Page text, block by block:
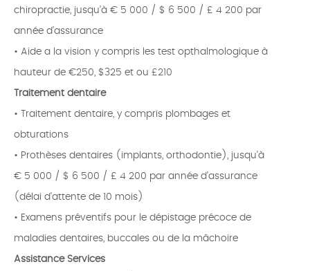
chiropractie, jusqu’à € 5 000 / $ 6 500 / £ 4 200 par
année d’assurance
• Aide a la vision y compris les test opthalmologique à
hauteur de €250, $325 et ou £210
Traitement dentaire
• Traitement dentaire, y compris plombages et
obturations
• Prothèses dentaires (implants, orthodontie), jusqu’à
€ 5 000 / $ 6 500 / £ 4 200 par année d’assurance
(délai d'attente de 10 mois)
• Examens préventifs pour le dépistage précoce de
maladies dentaires, buccales ou de la mâchoire
Assistance Services